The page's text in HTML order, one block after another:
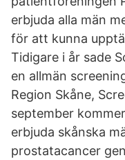
erbjuda alla män
för att kunna
Tidigare i år sade
en allmän
Region Skåne,
september
erbjuda skånska
prostatacancer